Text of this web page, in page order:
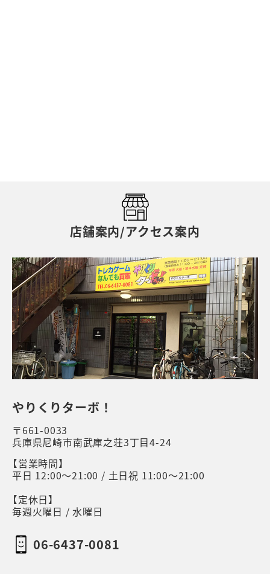
店舗案内/アクセス案内
やりくりターボ！
〒661-0033
兵庫県尼崎市南武庫之荘3丁目4-24
【営業時間】
平日 12:00～21:00 / 土日祝 11:00～21:00
【定休日】
毎週火曜日 / 水曜日
06-6437-0081